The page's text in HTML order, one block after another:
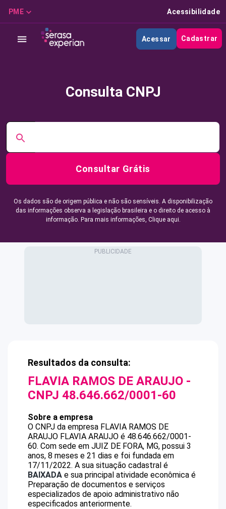
PME Acessibilidade
Acessar Cadastrar
Consulta CNPJ
Consultar Grátis
Os dados são de origem pública e não são sensíveis. A disponibilização
das informações observa a legislação brasileira e o direito de acesso à
informação. Para mais informações, Clique aqui.
Resultados da consulta:
FLAVIA RAMOS DE ARAUJO -
CNPJ 48.646.662/0001-60
Sobre a empresa
O CNPJ da empresa FLAVIA RAMOS DE
ARAUJO FLAVIA ARAUJO é 48.646.662/0001-
60. Com sede em JUIZ DE FORA, MG, possui 3
anos, 8 meses e 21 dias e foi fundada em
17/11/2022. A sua situação cadastral é
BAIXADA e sua principal atividade econômica é
Preparação de documentos e serviços
especializados de apoio administrativo não
especificados anteriormente.